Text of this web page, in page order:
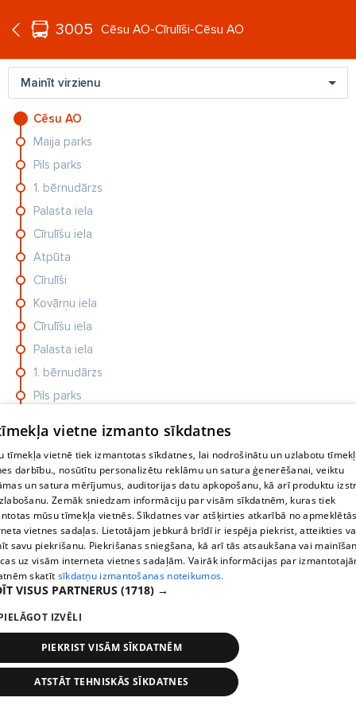
LV
3005 Cēsu AO-Cīrulīši-Cēsu AO
Mainīt virzienu
Cēsu AO
Maija parks
Pils parks
1. bērnudārzs
Palasta iela
Cīrulīšu iela
Atpūta
Cīrulīši
Kovārņu iela
Cīrulīšu iela
Palasta iela
1. bērnudārzs
Pils parks
Cēsu AO
Pāris iegādājās lētu māju Itālijā,
taču drīz atklāja nepatīkamu
pārsteigumu
Mirušā miljonāra Valērija Maligina
jaunāko meitu tiesā par
kontrabandu
Pieturas Laiki
vietne izmanto sīkdatnes
tīmekļa vietnē tiek izmantotas sīkdatnes, lai nodrošinātu un uzlabotu
darbību., nosūtītu personalizētu reklāmu un satura ģenerēšanai, veiktu
un satura mērījumus, auditorijas datu apkopošanu, kā arī produktu
Zemāk sniedzam informāciju par visām sīkdatnēm, kuras tiek
mūsu tīmekļa vietnēs. Sīkdatnes var atšķirties atkarībā no
vietnes sadaļas. Lietotājam jebkurā brīdī ir iespēja piekrist, atteikties
savu piekrišanu. Piekrišanas sniegšana, kā arī tās atsaukšana vai
uz visām interneta vietnes sadaļām. Vairāk informācijas par
skatīt sīkdatņu izmantošanas noteikumos.
VISUS PARTNERUS (1718) →
IZVĒLI
PIEKRIST VISĀM SĪKDATNĒM
ATSTĀT TEHNISKĀS SĪKDATNES